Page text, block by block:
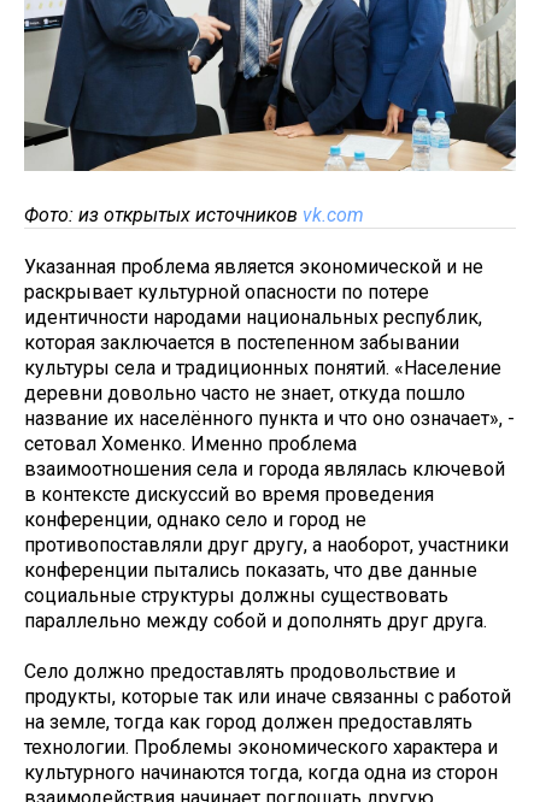
Фото: из открытых источников vk.com
Указанная проблема является экономической и не
раскрывает культурной опасности по потере
идентичности народами национальных республик,
которая заключается в постепенном забывании
культуры села и традиционных понятий. «Население
деревни довольно часто не знает, откуда пошло
название их населённого пункта и что оно означает», -
сетовал Хоменко. Именно проблема
взаимоотношения села и города являлась ключевой
в контексте дискуссий во время проведения
конференции, однако село и город не
противопоставляли друг другу, а наоборот, участники
конференции пытались показать, что две данные
социальные структуры должны существовать
параллельно между собой и дополнять друг друга.
Село должно предоставлять продовольствие и
продукты, которые так или иначе связанны с работой
на земле, тогда как город должен предоставлять
технологии. Проблемы экономического характера и
культурного начинаются тогда, когда одна из сторон